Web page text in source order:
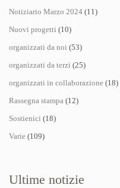
Notiziario Marzo 2024 (11)
Nuovi progetti (10)
organizzati da noi (53)
organizzati da terzi (25)
organizzati in collaborazione (18)
Rassegna stampa (12)
Sostienici (18)
Varie (109)
Ultime notizie